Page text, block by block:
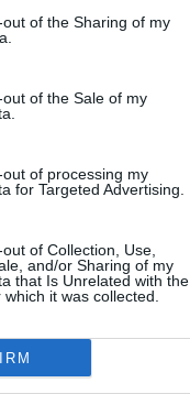
of the Sharing of my
of the Sale of my
of processing my
for Targeted Advertising.
of Collection, Use,
and/or Sharing of my
that Is Unrelated with the
it was collected.
Szeredán
nyári